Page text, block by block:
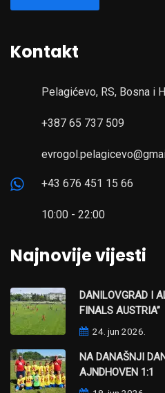
Kontakt
Pelagićevo, RS, Bosna i
+387 65 737 509
+43 676 451 15 66
10:00 - 22:00
Najnovije vijesti
DANILOVGRAD I
FINALS AUSTRIA”
24. jun 2026.
NA DANAŠNJI
AJNDHOVEN 1:1